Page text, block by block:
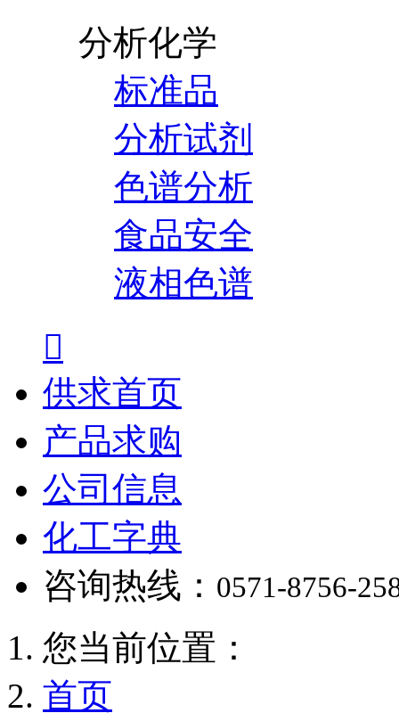
分析化学
标准品
分析试剂
色谱分析
食品安全
液相色谱

供求首页
产品求购
公司信息
化工字典
咨询热线： 0571-8756-
您当前位置：
首页